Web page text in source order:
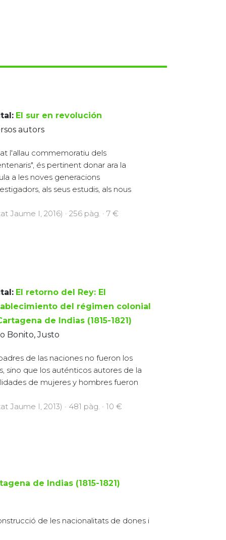
El sur en revolución
autors
l'allau commemoratiu dels
és pertinent donar ara la
a les noves generacions
als seus estudis, als nous
Jaume I, 2016) · 256 pàg. · 7 €
El retorno del Rey: El
del régimen colonial
de Indias (1815-1821)
Bonito, Justo
de las naciones no fueron los
sino que los auténticos autores de la
de mujeres y hombres fueron
Jaume I, 2013) · 481 pàg. · 10 €
de Indias (1815-1821)
de les nacionalitats de dones i